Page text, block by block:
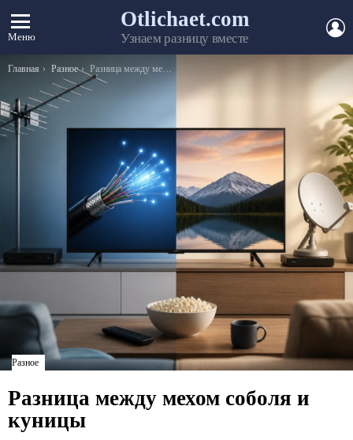
Меню
Otlichaet.com
Узнаем разницу вместе
Вы здесь:
Главная Разное Разница между мехом соболя и куницы
Разное
Разница между мехом соболя и
куницы